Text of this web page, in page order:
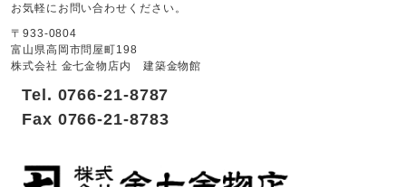
お気軽にお問い合わせください。
〒933-0804
富山県高岡市問屋町198
株式会社 金七金物店内 建築金物館
Tel. 0766-21-8787
Fax 0766-21-8783